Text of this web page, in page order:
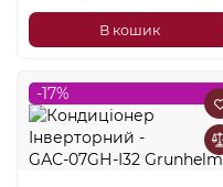
В кошик
-17%